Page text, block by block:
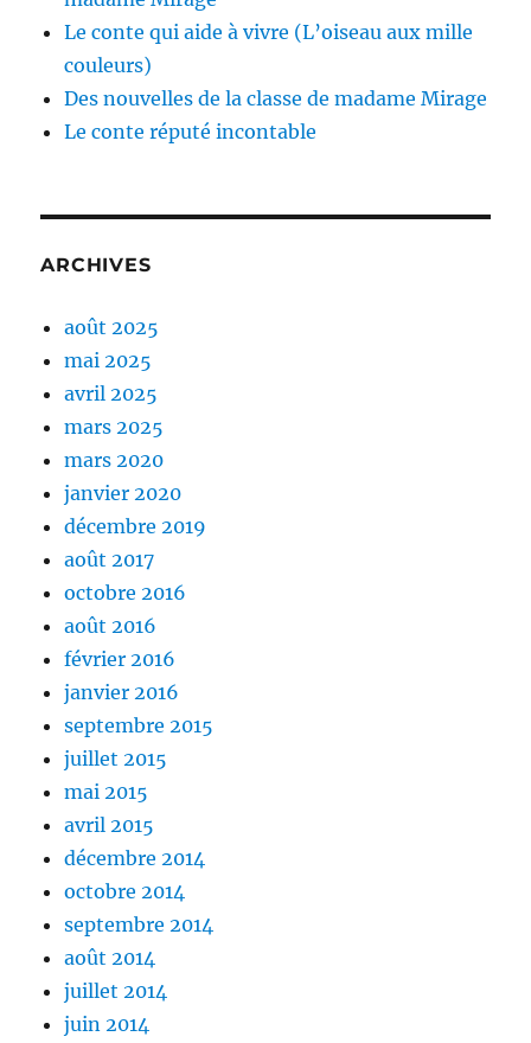
Le conte qui aide à vivre (L’oiseau aux mille
couleurs)
Des nouvelles de la classe de madame Mirage
Le conte réputé incontable
ARCHIVES
août 2025
mai 2025
avril 2025
mars 2025
mars 2020
janvier 2020
décembre 2019
août 2017
octobre 2016
août 2016
février 2016
janvier 2016
septembre 2015
juillet 2015
mai 2015
avril 2015
décembre 2014
octobre 2014
septembre 2014
août 2014
juillet 2014
juin 2014